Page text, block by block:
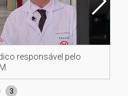
responsável pelo
3